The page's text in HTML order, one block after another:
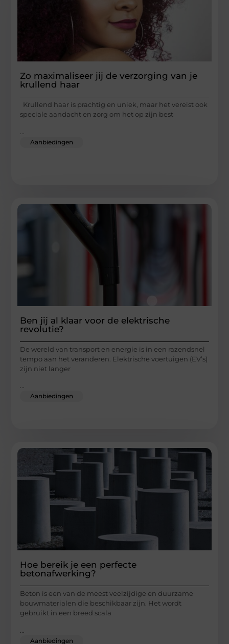
Zo maximaliseer jij de verzorging van je
krullend haar
Krullend haar is prachtig en uniek, maar het vereist ook
speciale aandacht en zorg om het op zijn best
Aanbiedingen
Ben jij al klaar voor de elektrische
revolutie?
De wereld van transport en energie is in een razendsnel
tempo aan het veranderen. Elektrische voertuigen (EV’s)
zijn niet langer
...
Aanbiedingen
Hoe bereik je een perfecte
betonafwerking?
Beton is een van de meest veelzijdige en duurzame
bouwmaterialen die beschikbaar zijn. Het wordt
gebruikt in een breed scala
Aanbiedingen